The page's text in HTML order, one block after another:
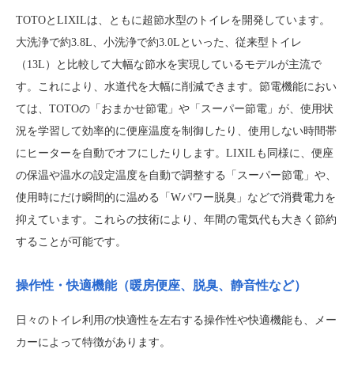
TOTOとLIXILは、ともに超節水型のトイレを開発しています。
大洗浄で約3.8L、小洗浄で約3.0Lといった、従来型トイレ
（13L）と比較して大幅な節水を実現しているモデルが主流で
す。これにより、水道代を大幅に削減できます。節電機能におい
ては、TOTOの「おまかせ節電」や「スーパー節電」が、使用状
況を学習して効率的に便座温度を制御したり、使用しない時間帯
にヒーターを自動でオフにしたりします。LIXILも同様に、便座
の保温や温水の設定温度を自動で調整する「スーパー節電」や、
使用時にだけ瞬間的に温める「Wパワー脱臭」などで消費電力を
抑えています。これらの技術により、年間の電気代も大きく節約
することが可能です。
操作性・快適機能（暖房便座、脱臭、静音性など）
日々のトイレ利用の快適性を左右する操作性や快適機能も、メー
カーによって特徴があります。